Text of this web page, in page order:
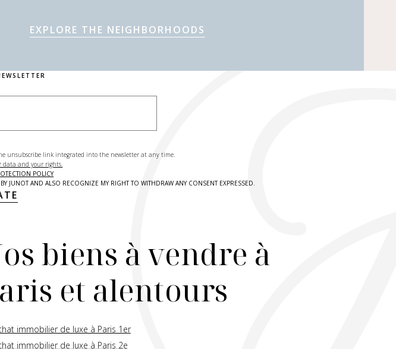
EXPLORE THE NEIGHBORHOODS
unsubscribe link integrated into the newsletter at any time.
data and your rights.
POLICY
JUNOT AND ALSO RECOGNIZE MY RIGHT TO WITHDRAW ANY CONSENT EXPRESSED.
biens à vendre à
et alentours
immobilier de luxe à Paris 1er
immobilier de luxe à Paris 2e